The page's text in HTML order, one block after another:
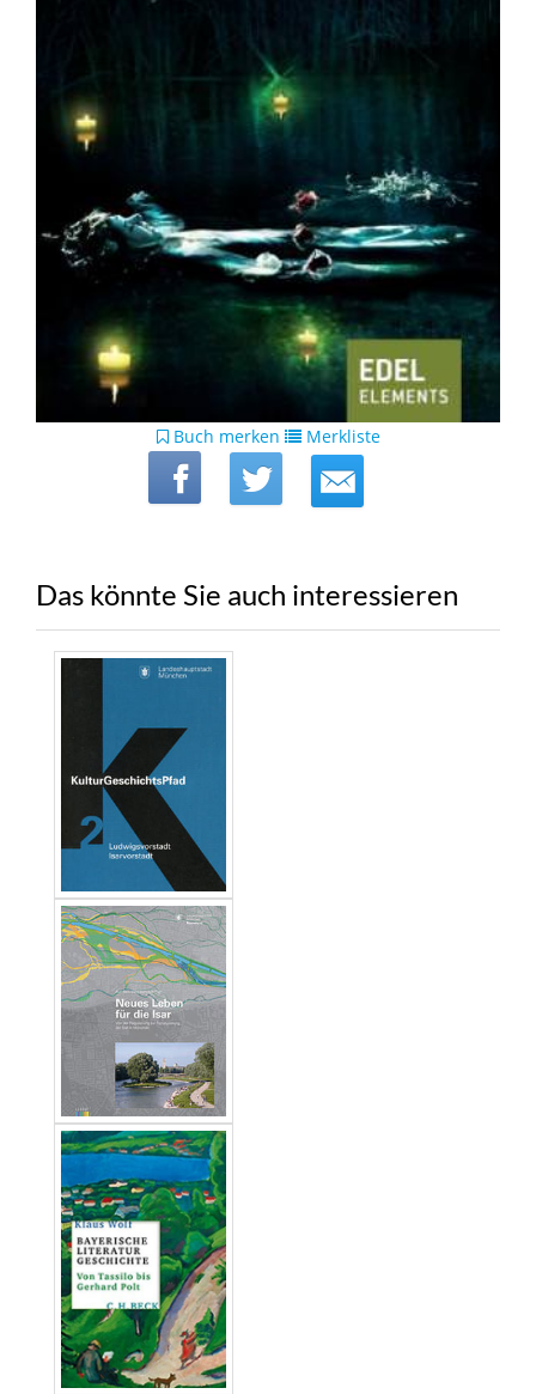
Buch merken Merkliste
Das könnte Sie auch interessieren